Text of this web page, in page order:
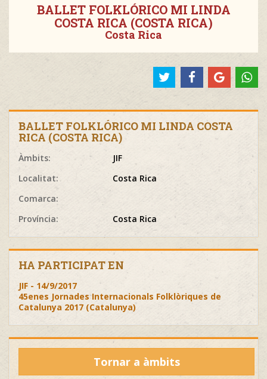
BALLET FOLKLÓRICO MI LINDA
COSTA RICA (COSTA RICA)
Costa Rica
BALLET FOLKLÓRICO MI LINDA COSTA
RICA (COSTA RICA)
Àmbits:
JIF
Localitat:
Costa Rica
Comarca:
Província:
Costa Rica
HA PARTICIPAT EN
JIF - 14/9/2017
45enes Jornades Internacionals Folklòriques de
Catalunya 2017 (Catalunya)
Tornar a àmbits